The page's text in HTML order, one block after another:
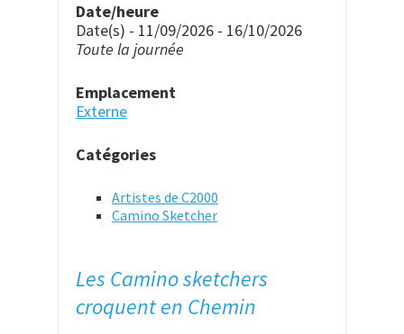
Date/heure
Date(s) - 11/09/2026 - 16/10/2026
Toute la journée
Emplacement
Externe
Catégories
Artistes de C2000
Camino Sketcher
Les Camino sketchers
croquent en Chemin